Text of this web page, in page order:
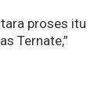
proses itu
Ternate,”